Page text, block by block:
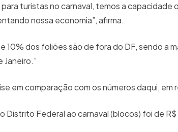
turistas no carnaval, temos a capacidade
nossa economia”, afirma.
10% dos foliões são de fora do DF, sendo a
Janeiro.”
em comparação com os números daqui,
Distrito Federal ao carnaval (blocos) foi de